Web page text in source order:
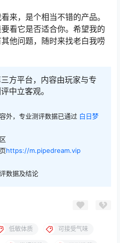
来，是个相当不错的产品。
看它是否适合你。希望我的
他问题，随时来找老白我唠
方平台，内容由玩家与专
中立客观。
外，专业测评数据已通过 白日梦
https://m.pipedream.vip
数据及结论
低敏体质 可接受气味